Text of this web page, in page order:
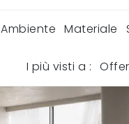
Ambiente Materiale
I più visti a :